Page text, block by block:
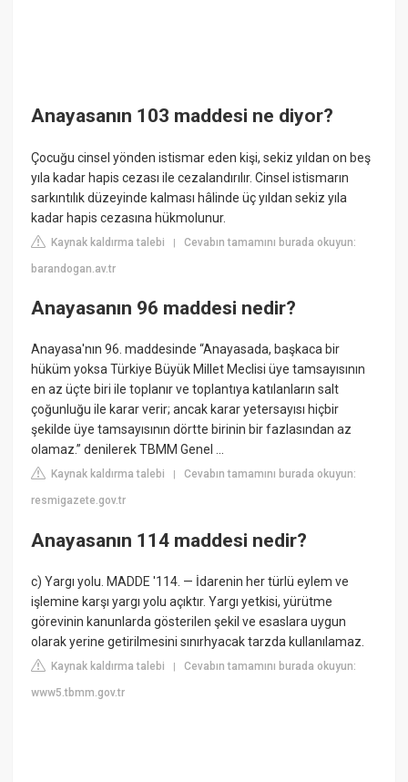
Anayasanın 103 maddesi ne diyor?
Çocuğu cinsel yönden istismar eden kişi, sekiz yıldan on beş
yıla kadar hapis cezası ile cezalandırılır. Cinsel istismarın
sarkıntılık düzeyinde kalması hâlinde üç yıldan sekiz yıla
kadar hapis cezasına hükmolunur.
Kaynak kaldırma talebi |Cevabın tamamını burada okuyun:
barandogan.av.tr
Anayasanın 96 maddesi nedir?
Anayasa'nın 96. maddesinde “Anayasada, başkaca bir
hüküm yoksa Türkiye Büyük Millet Meclisi üye tamsayısının
en az üçte biri ile toplanır ve toplantıya katılanların salt
çoğunluğu ile karar verir; ancak karar yetersayısı hiçbir
şekilde üye tamsayısının dörtte birinin bir fazlasından az
olamaz.” denilerek TBMM Genel ...
Kaynak kaldırma talebi |Cevabın tamamını burada okuyun:
resmigazete.gov.tr
Anayasanın 114 maddesi nedir?
c) Yargı yolu. MADDE '114. — İdarenin her türlü eylem ve
işlemine karşı yargı yolu açıktır. Yargı yetkisi, yürütme
görevinin kanunlarda gösterilen şekil ve esaslara uygun
olarak yerine getirilmesini sınırhyacak tarzda kullanılamaz.
Kaynak kaldırma talebi |Cevabın tamamını burada okuyun:
www5.tbmm.gov.tr